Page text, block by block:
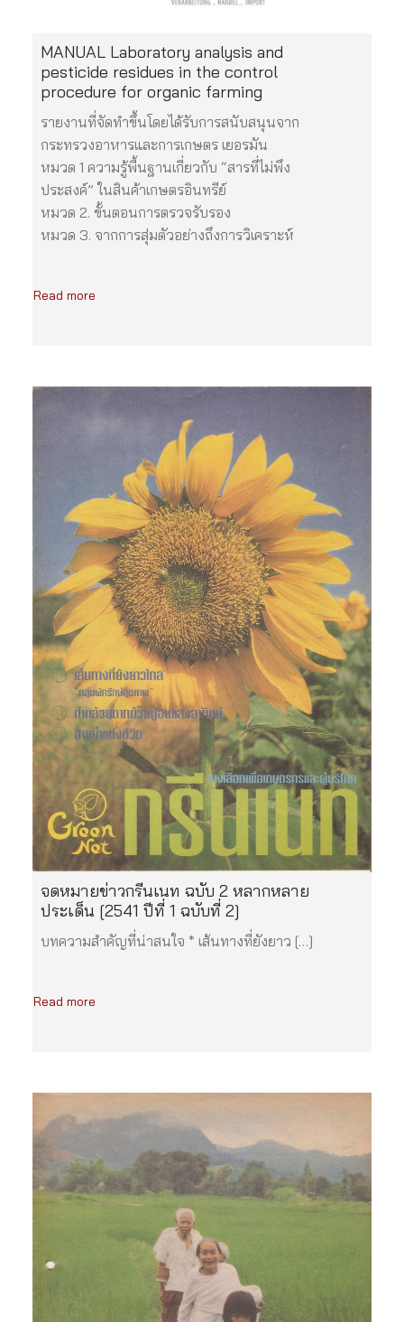
MANUAL Laboratory analysis and
pesticide residues in the control
procedure for organic farming
รายงานที่จัดทำขึ้นโดยได้รับการสนับสนุนจาก
กระทรวงอาหารและการเกษตร เยอรมัน
หมวด 1 ความรู้พื้นฐานเกี่ยวกับ “สารที่ไม่พึง
ประสงค์” ในสินค้าเกษตรอินทรีย์
หมวด 2. ขั้นตอนการตรวจรับรอง
หมวด 3. จากการสุ่มตัวอย่างถึงการวิเคราะห์
Read more
จดหมายข่าวกรีนเนท ฉบับ 2 หลากหลาย
ประเด็น [2541 ปีที่ 1 ฉบับที่ 2]
บทความสำคัญที่น่าสนใจ * เส้นทางที่ยังยาว […]
Read more